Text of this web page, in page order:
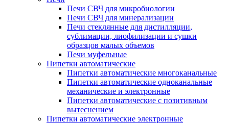
Печи СВЧ для микробиологии
Печи СВЧ для минерализации
Печи стеклянные для дистилляции,
сублимации, лиофилизации и сушки
образцов малых объемов
Печи муфельные
Пипетки автоматические
Пипетки автоматические многоканальные
Пипетки автоматические одноканальные
механические и электронные
Пипетки автоматические с позитивным
вытеснением
Пипетки автоматические электронные